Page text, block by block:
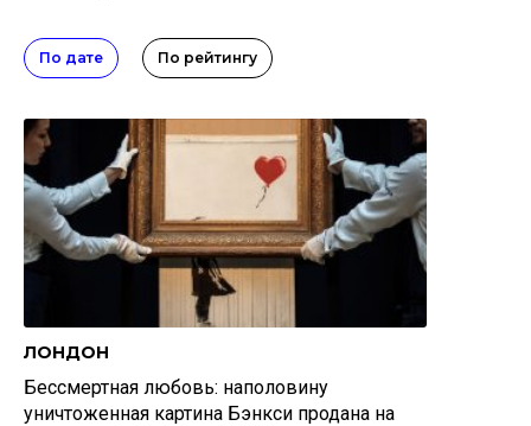
По дате По рейтингу
ЛОНДОН
Бессмертная любовь: наполовину
уничтоженная картина Бэнкси продана на